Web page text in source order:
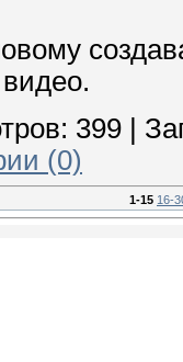
399 |
(0)
1-15 16-